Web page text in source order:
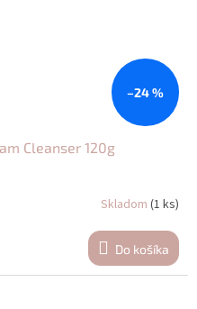
–24 %
Cleanser 120g
Skladom (1 ks)
Do košíka